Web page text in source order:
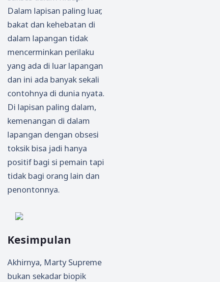
Dalam lapisan paling luar,
bakat dan kehebatan di
dalam lapangan tidak
mencerminkan perilaku
yang ada di luar lapangan
dan ini ada banyak sekali
contohnya di dunia nyata.
Di lapisan paling dalam,
kemenangan di dalam
lapangan dengan obsesi
toksik bisa jadi hanya
positif bagi si pemain tapi
tidak bagi orang lain dan
penontonnya.
Kesimpulan
Akhirnya, Marty Supreme
bukan sekadar biopik